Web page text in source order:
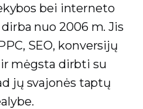
bei interneto
nuo 2006 m. Jis
SEO, konversijų
mėgsta dirbti su
jų svajonės taptų